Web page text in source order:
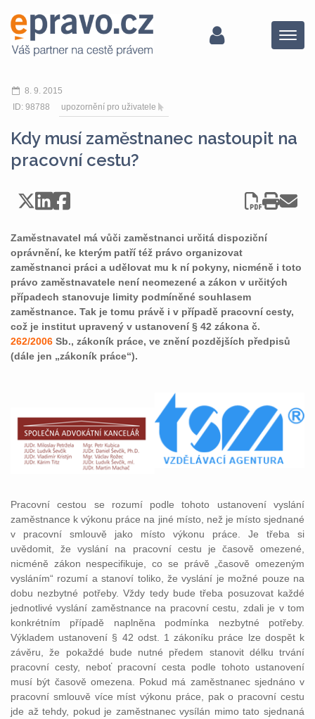
Menu
8. 9. 2015
ID: 98788
upozornění pro uživatele
Kdy musí zaměstnanec nastoupit na
pracovní cestu?
Zaměstnavatel má vůči zaměstnanci určitá dispoziční
oprávnění, ke kterým patří též právo organizovat
zaměstnanci práci a udělovat mu k ní pokyny, nicméně i toto
právo zaměstnavatele není neomezené a zákon v určitých
případech stanovuje limity podmíněné souhlasem
zaměstnance. Tak je tomu právě i v případě pracovní cesty,
což je institut upravený v ustanovení § 42 zákona č.
262/2006 Sb., zákoník práce, ve znění pozdějších předpisů
(dále jen „zákoník práce“).
Pracovní cestou se rozumí podle tohoto ustanovení vyslání
zaměstnance k výkonu práce na jiné místo, než je místo sjednané
v pracovní smlouvě jako místo výkonu práce. Je třeba si
uvědomit, že vyslání na pracovní cestu je časově omezené,
nicméně zákon nespecifikuje, co se právě „časově omezeným
vysláním“ rozumí a stanoví toliko, že vyslání je možné pouze na
dobu nezbytné potřeby. Vždy tedy bude třeba posuzovat každé
jednotlivé vyslání zaměstnance na pracovní cestu, zdali je v tom
konkrétním případě naplněna podmínka nezbytné potřeby.
Výkladem ustanovení § 42 odst. 1 zákoníku práce lze dospět k
závěru, že pokaždé bude nutné předem stanovit délku trvání
pracovní cesty, neboť pracovní cesta podle tohoto ustanovení
musí být časově omezena. Pokud má zaměstnanec sjednáno v
pracovní smlouvě více míst výkonu práce, pak o pracovní cestu
jde až tehdy, pokud je zaměstnanec vysílán mimo tato sjednaná